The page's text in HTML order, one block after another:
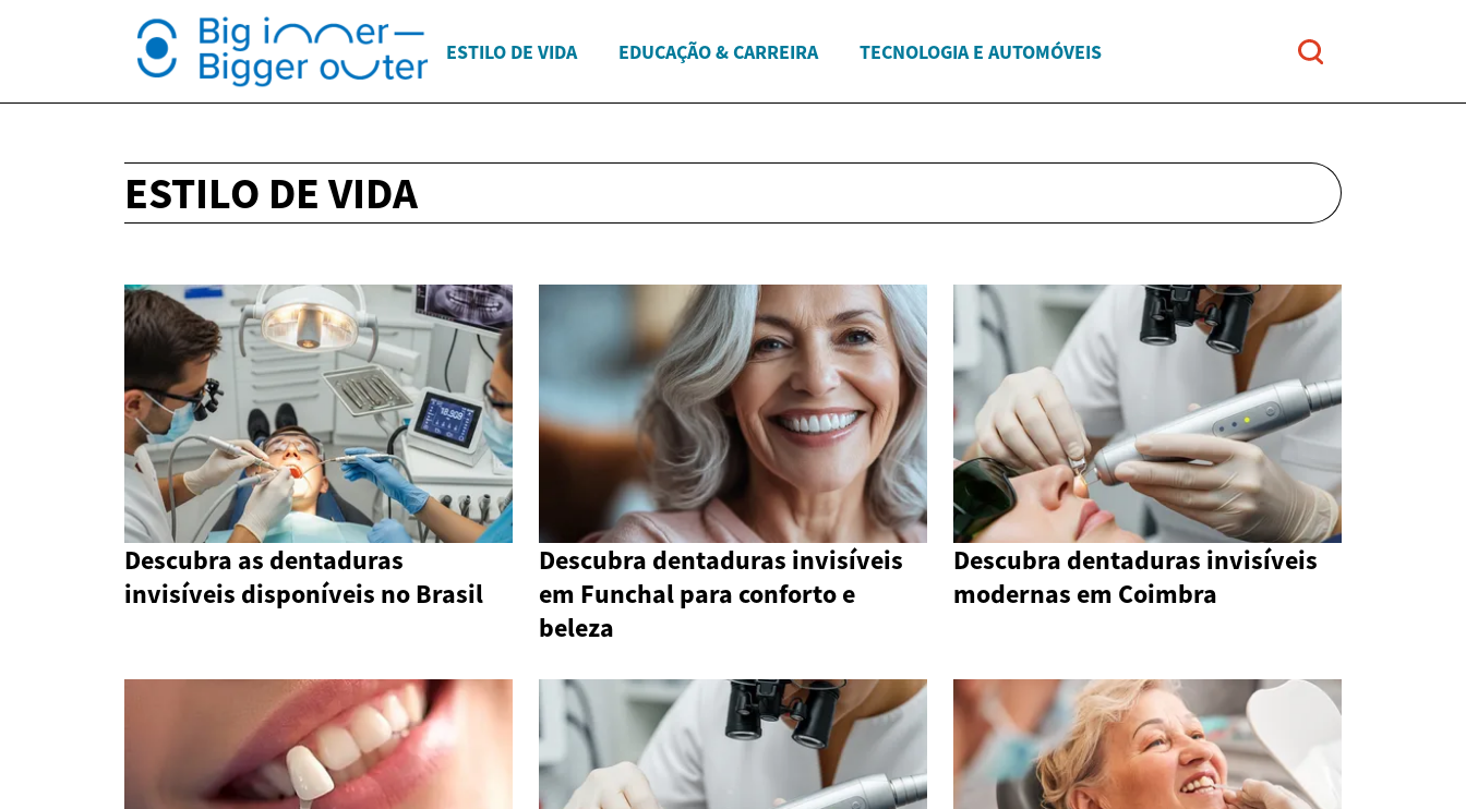
ESTILO DE VIDA EDUCAÇÃO & CARREIRA TECNOLOGIA E AUTOMÓVEIS
ESTILO DE VIDA
Descubra as dentaduras
invisíveis disponíveis no Brasil
Descubra dentaduras invisíveis
em Funchal para conforto e
beleza
Descubra dentaduras invisíveis
modernas em Coimbra